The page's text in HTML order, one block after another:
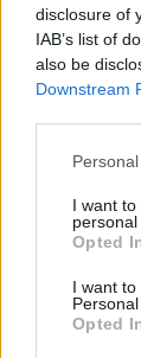
disclosure of
IAB’s list of
also be
Downstream
Please note
not limited
grant or
use your
consent
I want
personal
Opted
I want
Personal
Opted
Όροι Χρήσης.
Πολιτική